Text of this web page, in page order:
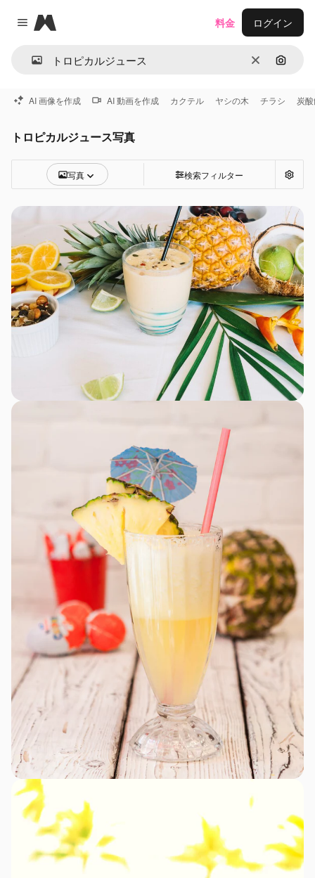
Close menu
Magnific
消去 画像で
料金 ログイン
AI 画像を作成 AI 動画を作成 カクテル ヤシの木 チラシ 炭
トロピカルジュース写真
写真 検索フィルター